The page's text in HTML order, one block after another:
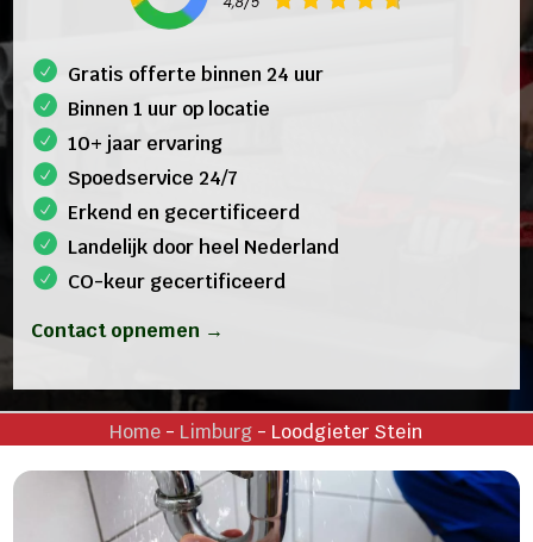
Gratis offerte binnen 24 uur
Binnen 1 uur op locatie
10+ jaar ervaring
Spoedservice 24/7
Erkend en gecertificeerd
Landelijk door heel Nederland
CO-keur gecertificeerd
Contact opnemen →
Home - Limburg - Loodgieter Stein